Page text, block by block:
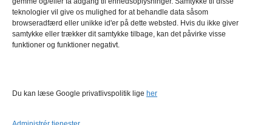
teknologier vil give os mulighed for at behandle data såsom
browseradfærd eller unikke id'er på dette websted. Hvis du ikke giver
samtykke eller trækker dit samtykke tilbage, kan det påvirke visse
funktioner og funktioner negativt.
Du kan læse Google privatlivspolitik lige her
FAQ – Ofte stillede spørgsmål
Om Bagetid.dk
Se Fødevarestyrelsens smiley-rapporter